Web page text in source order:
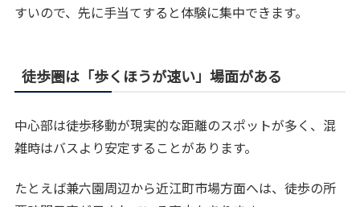
すいので、先に手当てすると体験に集中できます。
徒歩圏は「歩くほうが速い」場面がある
中心部は徒歩移動が現実的な距離のスポットが多く、混
雑時はバスより安定することがあります。
たとえば兼六園周辺から近江町市場方面へは、徒歩の所